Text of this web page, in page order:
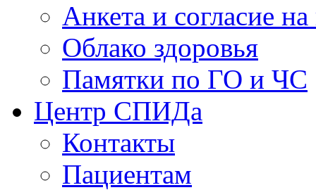
Анкета и согласие
Облако здоровья
Памятки по ГО и ЧС
Центр СПИДа
Контакты
Пациентам